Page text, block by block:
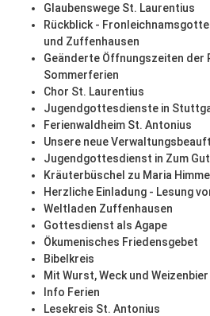
Glaubenswege St. Laurentius
Rückblick -
und Zuffenhausen
Geänderte Öffnungszeiten der
Sommerferien
Chor St. Laurentius
Jugendgottesdienste in
Ferienwaldheim St. Antonius
Unsere neue
Jugendgottesdienst in Zum
Kräuterbüschel zu Maria
Herzliche Einladung - Lesung
Weltladen Zuffenhausen
Gottesdienst als Agape
Ökumenisches Friedensgebet
Bibelkreis
Mit Wurst, Weck und Weizenbier
Info Ferien
Lesekreis St. Antonius